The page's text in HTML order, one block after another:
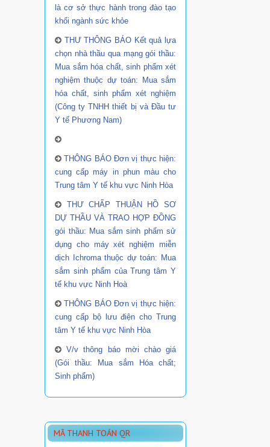
là cơ sở thực hành trong đào tạo
khối ngành sức khỏe
THƯ THÔNG BÁO Kết quả lựa
chọn nhà thầu qua mạng gói thầu:
Mua sắm hóa chất, sinh phẩm xét
nghiệm thuộc dự toán: Mua sắm
hóa chất, sinh phẩm xét nghiệm
(Công ty TNHH thiết bị và Đầu tư
Y tế Phương Nam)
THÔNG BÁO Đơn vị thực hiện:
cung cấp máy in phun màu cho
Trung tâm Y tế khu vực Ninh Hòa
THƯ CHẤP THUẬN HỒ SƠ
DỰ THẦU VÀ TRAO HỢP ĐỒNG
gói thầu: Mua sắm sinh phẩm sử
dụng cho máy xét nghiệm miễn
dịch Ichroma thuộc dự toán: Mua
sắm sinh phẩm của Trung tâm Y
tế khu vực Ninh Hoà
THÔNG BÁO Đơn vị thực hiện:
cung cấp bộ lưu điện cho Trung
tâm Y tế khu vực Ninh Hòa
V/v thông báo mời chào giá
(Gói thầu: Mua sắm Hóa chất;
Sinh phẩm)
MÃ THANH TOÁN QR